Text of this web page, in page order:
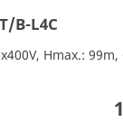
B-L4C
Hmax.: 99m,